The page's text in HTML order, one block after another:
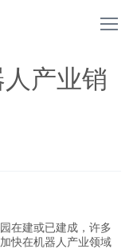
产业销
在建或已建成，许多
快在机器人产业领域